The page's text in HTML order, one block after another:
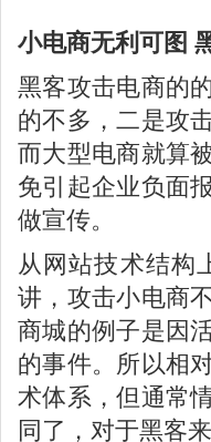
小电商无利可图
黑客攻击电商的
的不多，二是攻
而大型电商就算
免引起企业负面
做宣传。
从网站技术结构
讲，攻击小电商
商城的例子是因
的事件。所以相
术体系，但通常
同了，对于黑客